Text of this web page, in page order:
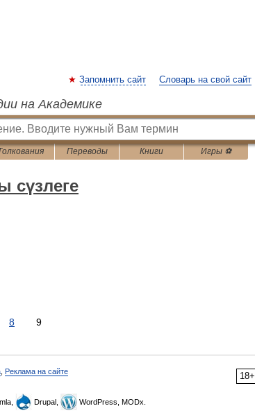
Запомнить сайт Словарь на свой сайт
на Академике
Переводы Книги Игры ⚽
сүзлеге
8 9
18+
Реклама на сайте
Drupal, WordPress, MODx.